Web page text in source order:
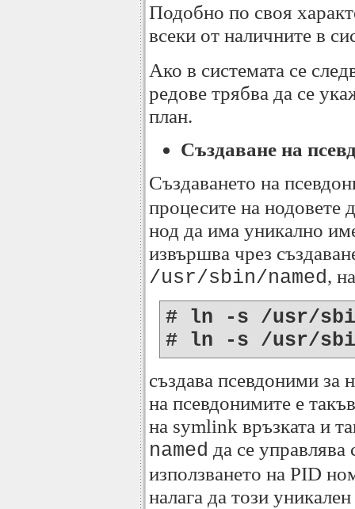
Подобно по своя
всеки от наличните в
Ако в системата се
редове трябва да се
план.
Създаване на
Създаването на
процесите на нодовете
нод да има уникално
извършва чрез
/usr/sbin/named,
# ln -s /usr/
# ln -s /usr/
създава псевдоними за
на псевдонимите е
на symlink връзката и
named да се
използването на PID
налага да този